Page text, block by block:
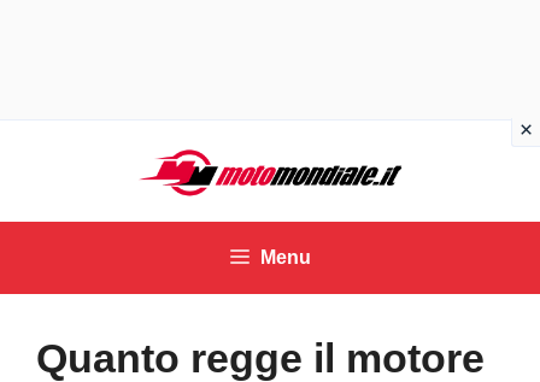
contenuto
Menu
Quanto regge il motore